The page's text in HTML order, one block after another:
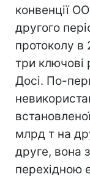
конвенції
другого
протоколу в
три ключові
Досі. По-
млрд т на
друге, вона
перехідною